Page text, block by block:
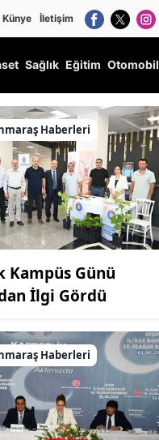
Künye İletişim
Sağlık Eğitim Otomobil
Haberleri
Kampüs Günü
İlgi Gördü
Haberleri